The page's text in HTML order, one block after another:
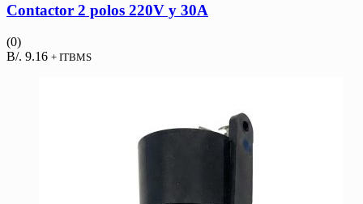
Contactor 2 polos 220V y 30A
(0)
B/. 9.16 + ITBMS